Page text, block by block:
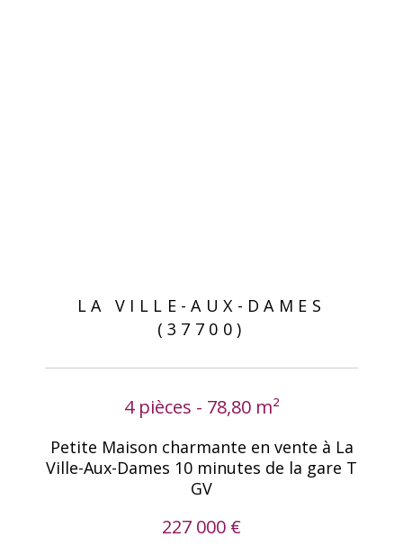
LA VILLE-AUX-DAMES
(37700)
4 pièces - 78,80 m²
Petite Maison charmante en vente à La
Ville-Aux-Dames 10 minutes de la gare T
GV
227 000 €